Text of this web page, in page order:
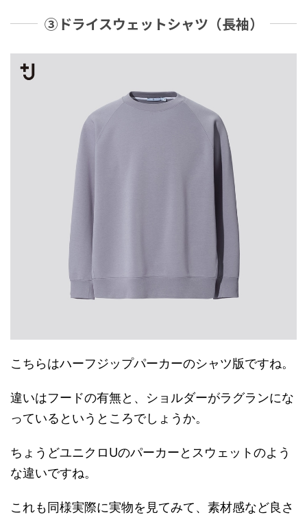
③ドライスウェットシャツ（長袖）
こちらはハーフジップパーカーのシャツ版ですね。
違いはフードの有無と、ショルダーがラグランにな
っているというところでしょうか。
ちょうどユニクロUのパーカーとスウェットのよう
な違いですね。
これも同様実際に実物を見てみて、素材感など良さ